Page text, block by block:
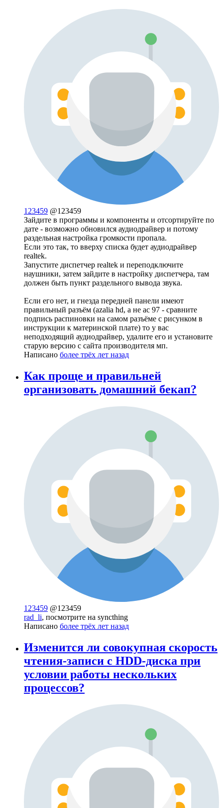
123459 @123459
Зайдите в программы и компоненты и отсортируйте по
дате - возможно обновился аудиодрайвер и потому
раздельная настройка громкости пропала.
Если это так, то вверху списка будет аудиодрайвер
realtek.
Запустите диспетчер realtek и переподключите
наушники, затем зайдите в настройку диспетчера, там
должен быть пункт раздельного вывода звука.
Если его нет, и гнезда передней панели имеют
правильный разъём (azalia hd, а не ac 97 - сравните
подпись распиновки на самом разъёме с рисунком в
инструкции к материнской плате) то у вас
неподходящий аудиодрайвер, удалите его и установите
старую версию с сайта производителя мп.
Написано более трёх лет назад
Как проще и правильней
организовать домашний бекап?
123459 @123459
rad_li, посмотрите на syncthing
Написано более трёх лет назад
Изменится ли совокупная скорость
чтения-записи с HDD-диска при
условии работы нескольких
процессов?